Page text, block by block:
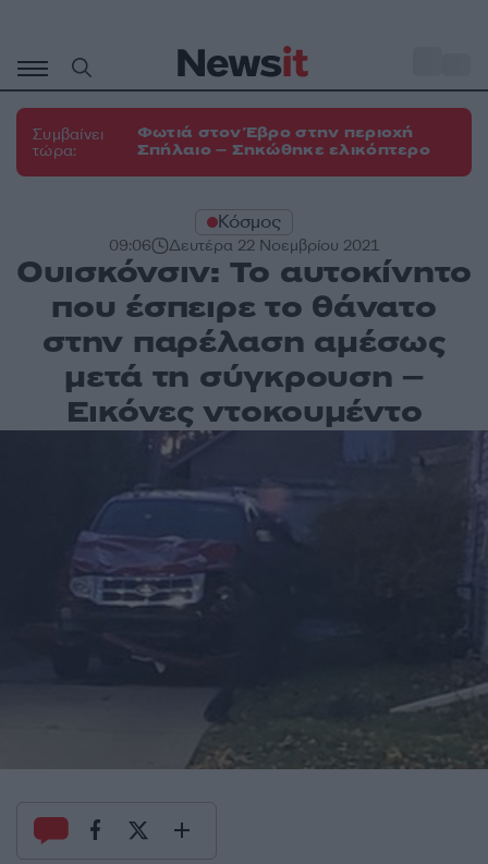
περιεχόμενο
Συμβαίνει
τώρα:
Φωτιά στον Έβρο στην περιοχή
Σπήλαιο – Σηκώθηκε ελικόπτερο
Κόσμος
09:06 Δευτέρα 22 Νοεμβρίου 2021
Ουισκόνσιν: Το αυτοκίνητο
που έσπειρε το θάνατο
στην παρέλαση αμέσως
μετά τη σύγκρουση –
Εικόνες ντοκουμέντο